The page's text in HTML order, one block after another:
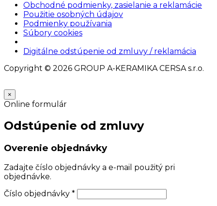
Obchodné podmienky, zasielanie a reklamácie
Použitie osobných údajov
Podmienky používania
Súbory cookies
Digitálne odstúpenie od zmluvy / reklamácia
Copyright © 2026 GROUP A-KERAMIKA CERSA s.r.o.
×
Online formulár
Odstúpenie od zmluvy
Overenie objednávky
Zadajte číslo objednávky a e-mail použitý pri
objednávke.
Číslo objednávky *